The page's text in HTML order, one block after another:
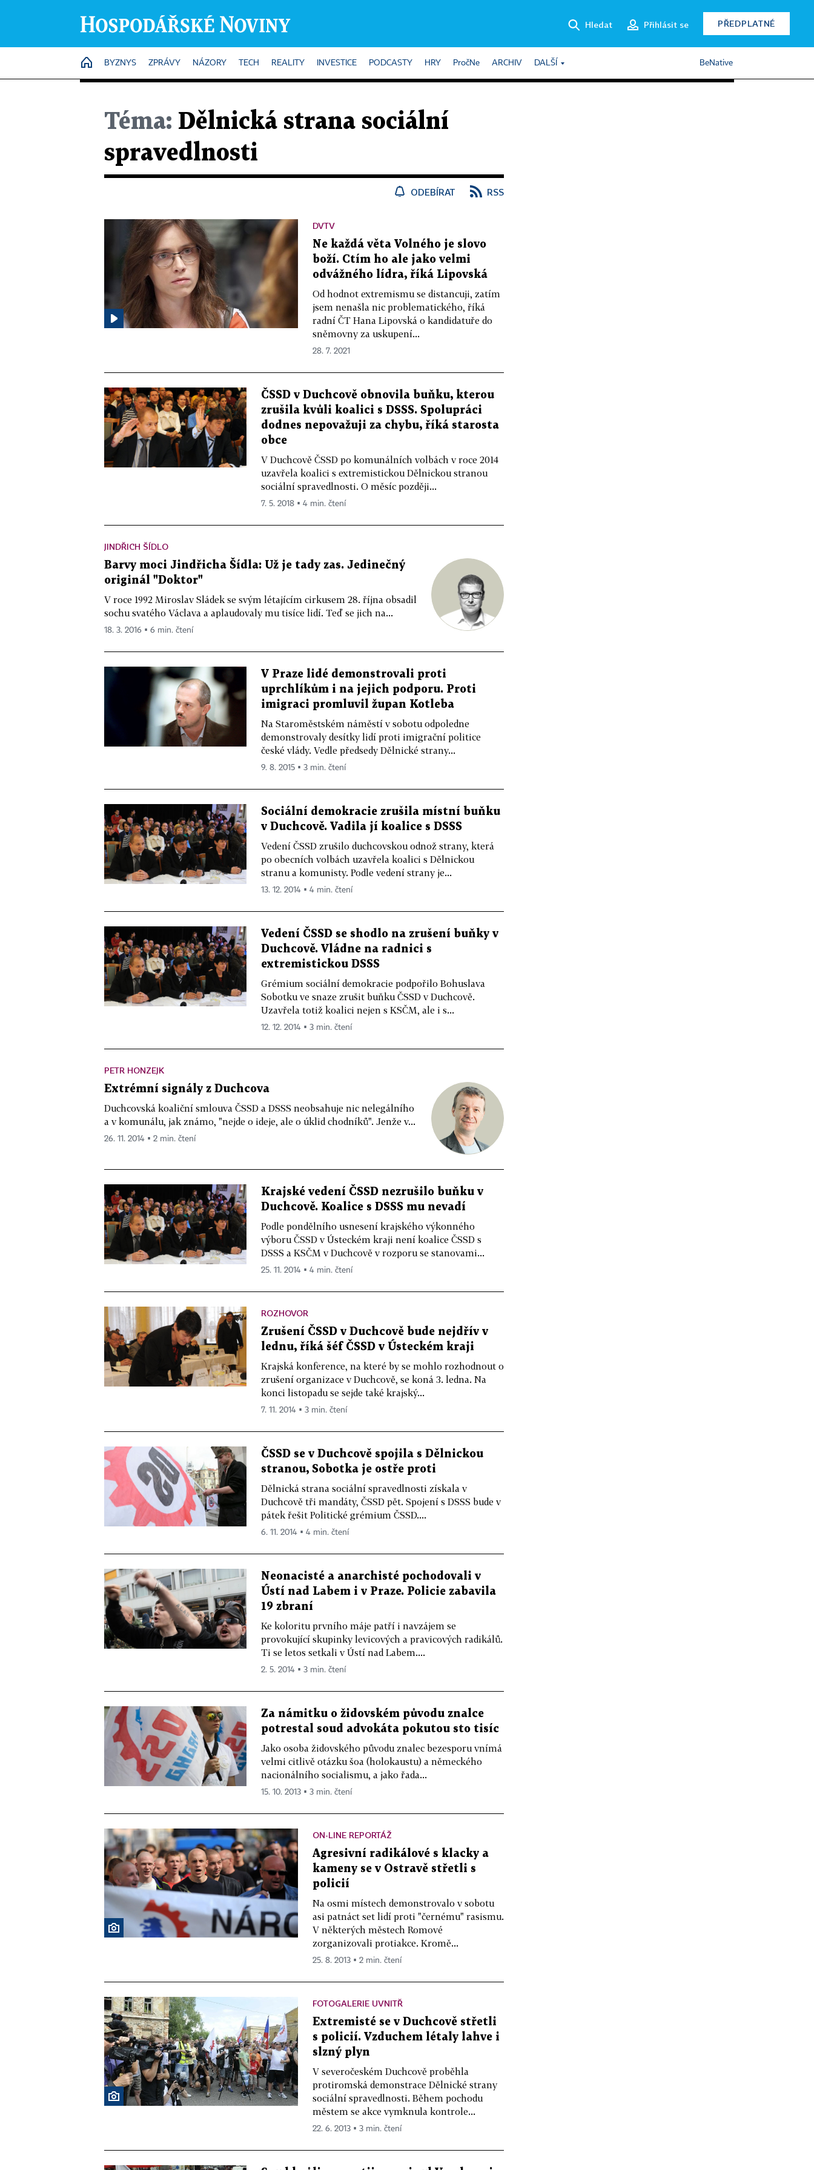
Hledat Přihlásit se PŘEDPLATNÉ
HOME
BYZNYS ZPRÁVY NÁZORY TECH REALITY INVESTICE PODCASTY HRY PročNe ARCHIV DALŠÍ BeNative
Téma: Dělnická strana sociální
spravedlnosti
ODEBÍRAT RSS
DVTV
Ne každá věta Volného je slovo
boží. Ctím ho ale jako velmi
odvážného lídra, říká Lipovská
Od hodnot extremismu se distancuji, zatím
jsem nenašla nic problematického, říká
radní ČT Hana Lipovská o kandidatuře do
sněmovny za uskupení...
28. 7. 2021
ČSSD v Duchcově obnovila buňku, kterou
zrušila kvůli koalici s DSSS. Spolupráci
dodnes nepovažuji za chybu, říká starosta
obce
V Duchcově ČSSD po komunálních volbách v roce 2014
uzavřela koalici s extremistickou Dělnickou stranou
sociální spravedlnosti. O měsíc později...
7. 5. 2018 ▪ 4 min. čtení
JINDŘICH ŠÍDLO
Barvy moci Jindřicha Šídla: Už je tady zas. Jedinečný
originál "Doktor"
V roce 1992 Miroslav Sládek se svým létajícím cirkusem 28. října obsadil
sochu svatého Václava a aplaudovaly mu tisíce lidí. Teď se jich na...
18. 3. 2016 ▪ 6 min. čtení
V Praze lidé demonstrovali proti
uprchlíkům i na jejich podporu. Proti
imigraci promluvil župan Kotleba
Na Staroměstském náměstí v sobotu odpoledne
demonstrovaly desítky lidí proti imigrační politice
české vlády. Vedle předsedy Dělnické strany...
9. 8. 2015 ▪ 3 min. čtení
Sociální demokracie zrušila místní buňku
v Duchcově. Vadila jí koalice s DSSS
Vedení ČSSD zrušilo duchcovskou odnož strany, která
po obecních volbách uzavřela koalici s Dělnickou
stranu a komunisty. Podle vedení strany je...
13. 12. 2014 ▪ 4 min. čtení
Vedení ČSSD se shodlo na zrušení buňky v
Duchcově. Vládne na radnici s
extremistickou DSSS
Grémium sociální demokracie podpořilo Bohuslava
Sobotku ve snaze zrušit buňku ČSSD v Duchcově.
Uzavřela totiž koalici nejen s KSČM, ale i s...
12. 12. 2014 ▪ 3 min. čtení
PETR HONZEJK
Extrémní signály z Duchcova
Duchcovská koaliční smlouva ČSSD a DSSS neobsahuje nic nelegálního
a v komunálu, jak známo, "nejde o ideje, ale o úklid chodníků". Jenže v...
26. 11. 2014 ▪ 2 min. čtení
Krajské vedení ČSSD nezrušilo buňku v
Duchcově. Koalice s DSSS mu nevadí
Podle pondělního usnesení krajského výkonného
výboru ČSSD v Ústeckém kraji není koalice ČSSD s
DSSS a KSČM v Duchcově v rozporu se stanovami...
25. 11. 2014 ▪ 4 min. čtení
ROZHOVOR
Zrušení ČSSD v Duchcově bude nejdřív v
lednu, říká šéf ČSSD v Ústeckém kraji
Krajská konference, na které by se mohlo rozhodnout o
zrušení organizace v Duchcově, se koná 3. ledna. Na
konci listopadu se sejde také krajský...
7. 11. 2014 ▪ 3 min. čtení
ČSSD se v Duchcově spojila s Dělnickou
stranou, Sobotka je ostře proti
Dělnická strana sociální spravedlnosti získala v
Duchcově tři mandáty, ČSSD pět. Spojení s DSSS bude v
pátek řešit Politické grémium ČSSD....
6. 11. 2014 ▪ 4 min. čtení
Neonacisté a anarchisté pochodovali v
Ústí nad Labem i v Praze. Policie zabavila
19 zbraní
Ke koloritu prvního máje patří i navzájem se
provokující skupinky levicových a pravicových radikálů.
Ti se letos setkali v Ústí nad Labem....
2. 5. 2014 ▪ 3 min. čtení
Za námitku o židovském původu znalce
potrestal soud advokáta pokutou sto tisíc
Jako osoba židovského původu znalec bezesporu vnímá
velmi citlivě otázku šoa (holokaustu) a německého
nacionálního socialismu, a jako řada...
15. 10. 2013 ▪ 3 min. čtení
ON-LINE REPORTÁŽ
Agresivní radikálové s klacky a
kameny se v Ostravě střetli s
policií
Na osmi místech demonstrovalo v sobotu
asi patnáct set lidí proti "černému" rasismu.
V některých městech Romové
zorganizovali protiakce. Kromě...
25. 8. 2013 ▪ 2 min. čtení
FOTOGALERIE UVNITŘ
Extremisté se v Duchcově střetli
s policií. Vzduchem létaly lahve i
slzný plyn
V severočeském Duchcově proběhla
protiromská demonstrace Dělnické strany
sociální spravedlnosti. Během pochodu
městem se akce vymknula kontrole...
22. 6. 2013 ▪ 3 min. čtení